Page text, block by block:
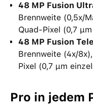
48 MP Fusion
Brennweite (0,5x/
Quad-Pixel (0,7
48 MP Fusion
Brennweite (4x/
Pixel (0,7 μm
Pro in jedem